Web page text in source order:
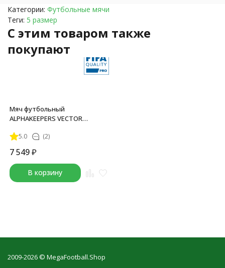
Категории: Футбольные мячи
Теги: 5 размер
C этим товаром также
покупают
Мяч футбольный
ALPHAKEEPERS VECTOR
5.0 (2)
7 549₽
В корзину
2009-2026 © MegaFootball.Shop